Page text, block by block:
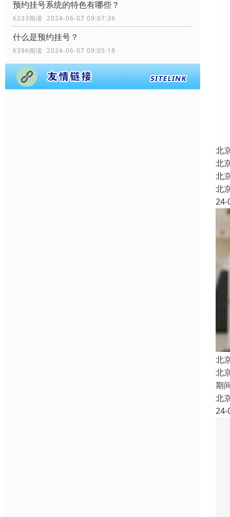
预约挂号系统的特色有哪些？
6233阅读 2024-06-07 09:07:36
什么是预约挂号？
6396阅读 2024-06-07 09:05:18
北
北
北
北
24-
北
北
期
北
24-